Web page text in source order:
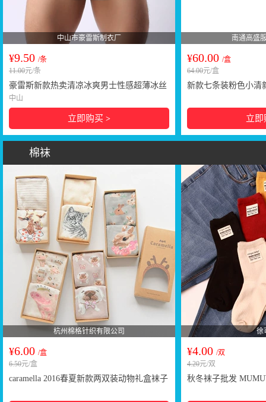
中山市豪雷斯制衣厂
¥9.50 /条
11.00元/条
豪雷斯新款热卖清凉冰爽男士性感超薄冰丝
内裤 男士平角内裤B308
中山
立即购买 >
南通高盛
¥60.00 /盒
64.00元/盒
新款七条装粉色小清
立
棉袜
杭州棉格针织有限公司
¥6.00 /盒
6.50元/盒
caramella 2016春夏新款两双装动物礼盒袜子
徐
¥4.00 /双
4.20元/双
秋冬袜子批发